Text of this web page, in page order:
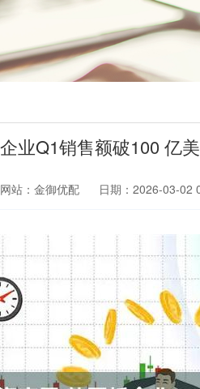
业Q1销售额破100 亿
网站：金御优配 日期：2026-03-02